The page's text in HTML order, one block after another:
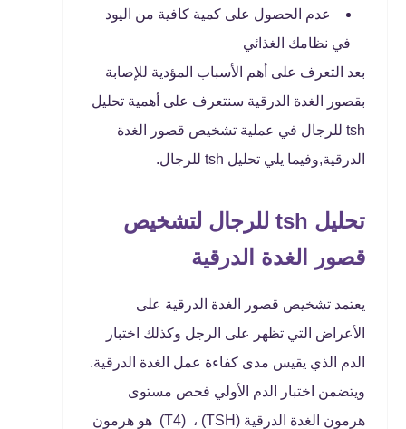
عدم الحصول على كمية كافية من اليود
في نظامك الغذائي
بعد التعرف على أهم الأسباب المؤدية للإصابة
بقصور الغدة الدرقية سنتعرف على أهمية تحليل
tsh للرجال في عملية تشخيص قصور الغدة
الدرقية,وفيما يلي تحليل tsh للرجال.
تحليل tsh للرجال لتشخيص
قصور الغدة الدرقية
يعتمد تشخيص قصور الغدة الدرقية على
الأعراض التي تظهر على الرجل وكذلك اختبار
الدم الذي يقيس مدى كفاءة عمل الغدة الدرقية.
ويتضمن اختبار الدم الأولي فحص مستوى
هرمون الغدة الدرقية (TSH) ، (T4) هو هرمون